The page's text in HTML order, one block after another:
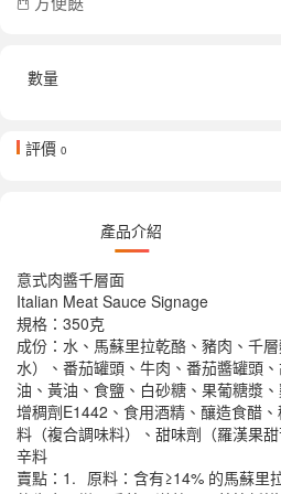
數量
評價 0
產品介紹
意式肉醬千層面
Italian Meat Sauce Signage
規格：350克
成份：水、馬蘇里拉乾酪、豬肉、千
水）、番茄罐頭、牛肉、番茄醬罐頭
油、黃油、食鹽、白砂糖、果葡糖漿
增稠劑E1442、食用酒精、釀造食醋
料（複合調味料）、甜味劑（羅漢果
辛料
賣點：1. 原料：含有≥14% 的馬蘇里